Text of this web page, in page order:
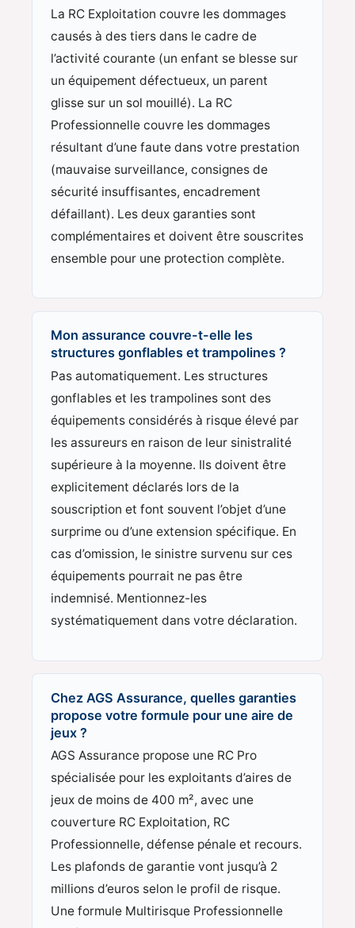
La RC Exploitation couvre les dommages
causés à des tiers dans le cadre de
l’activité courante (un enfant se blesse sur
un équipement défectueux, un parent
glisse sur un sol mouillé). La RC
Professionnelle couvre les dommages
résultant d’une faute dans votre prestation
(mauvaise surveillance, consignes de
sécurité insuffisantes, encadrement
défaillant). Les deux garanties sont
complémentaires et doivent être souscrites
ensemble pour une protection complète.
Mon assurance couvre-t-elle les
structures gonflables et trampolines ?
Pas automatiquement. Les structures
gonflables et les trampolines sont des
équipements considérés à risque élevé par
les assureurs en raison de leur sinistralité
supérieure à la moyenne. Ils doivent être
explicitement déclarés lors de la
souscription et font souvent l’objet d’une
surprime ou d’une extension spécifique. En
cas d’omission, le sinistre survenu sur ces
équipements pourrait ne pas être
indemnisé. Mentionnez-les
systématiquement dans votre déclaration.
Chez AGS Assurance, quelles garanties
propose votre formule pour une aire de
jeux ?
AGS Assurance propose une RC Pro
spécialisée pour les exploitants d’aires de
jeux de moins de 400 m², avec une
couverture RC Exploitation, RC
Professionnelle, défense pénale et recours.
Les plafonds de garantie vont jusqu’à 2
millions d’euros selon le profil de risque.
Une formule Multirisque Professionnelle